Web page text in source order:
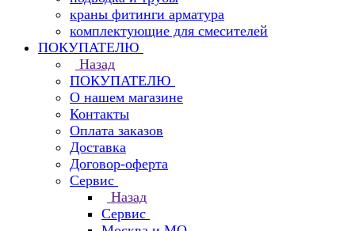
краны фитинги арматура
комплектующие для смесителей
ПОКУПАТЕЛЮ
Назад
ПОКУПАТЕЛЮ
О нашем магазине
Контакты
Оплата заказов
Доставка
Договор-оферта
Сервис
Назад
Сервис